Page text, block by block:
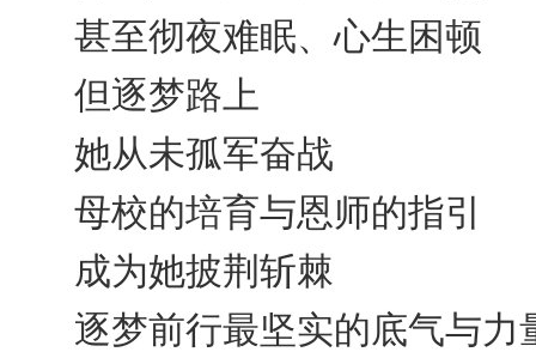
甚至彻夜难眠、心生困顿
但逐梦路上
她从未孤军奋战
母校的培育与恩师的指引
成为她披荆斩棘
逐梦前行最坚实的底气与力